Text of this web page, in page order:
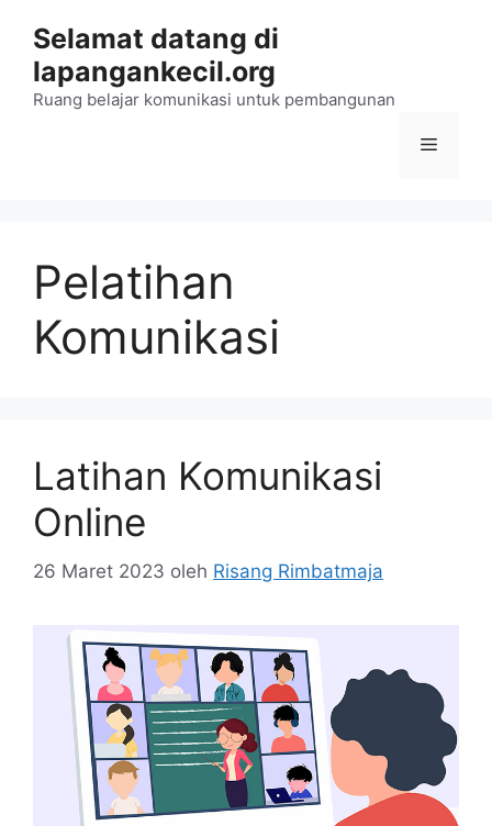
Selamat datang di
lapangankecil.org
Ruang belajar komunikasi untuk pembangunan
Menu
Pelatihan
Komunikasi
Latihan Komunikasi
Online
26 Maret 2023 oleh Risang Rimbatmaja